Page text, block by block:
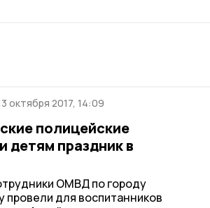
октября 2017, 14:09
полицейские
детям праздник в
ОМВД по городу
провели для воспитанников